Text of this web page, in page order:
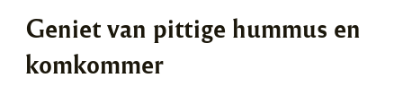
Geniet van pittige hummus en
komkommer